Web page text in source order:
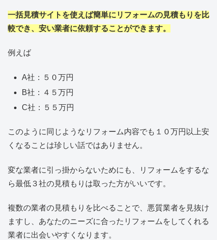
一括見積サイトを使えば簡単にリフォームの見積もりを比
較でき、安い業者に依頼することができます。
例えば
A社：５０万円
B社：４５万円
C社：５５万円
このように同じようなリフォーム内容でも１０万円以上安
くなることは珍しい話ではありません。
変な業者に引っ掛からないためにも、リフォームをするな
ら最低３社の見積もりは取った方がいいです。
複数の業者の見積もりを比べることで、悪質業者を見抜け
ますし、あなたのニーズに合ったリフォームをしてくれる
業者に出会いやすくなります。